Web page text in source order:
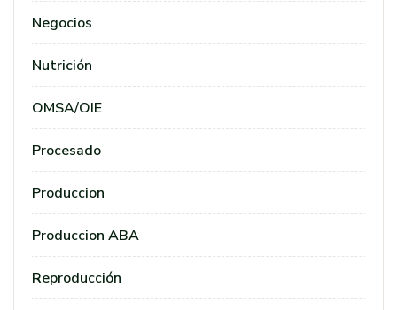
Negocios
Nutrición
OMSA/OIE
Procesado
Produccion
Produccion ABA
Reproducción